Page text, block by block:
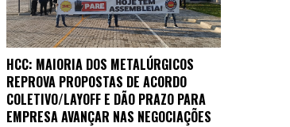
HCC: MAIORIA DOS METALÚRGICOS
REPROVA PROPOSTAS DE ACORDO
COLETIVO/LAYOFF E DÃO PRAZO PARA
EMPRESA AVANÇAR NAS NEGOCIAÇÕES